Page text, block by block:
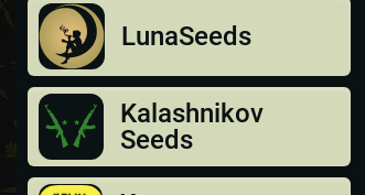
LunaSeeds
Kalashnikov
Seeds